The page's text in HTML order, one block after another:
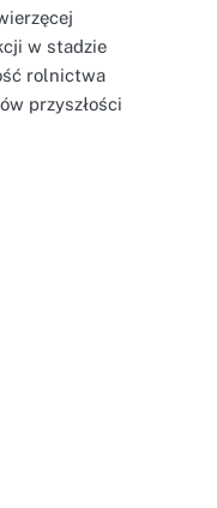
w stadzie
rolnictwa
przyszłości